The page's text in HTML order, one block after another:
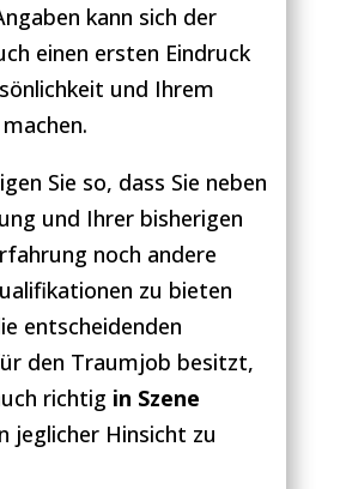
kann sich der
einen ersten Eindruck
und Ihrem
Sie so, dass Sie neben
und Ihrer bisherigen
noch andere
zu bieten
entscheidenden
den Traumjob besitzt,
richtig in Szene
jeglicher Hinsicht zu